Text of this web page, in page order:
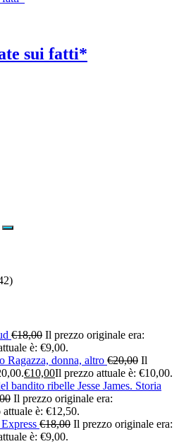
sui fatti*
€18,00 Il prezzo originale era:
è: €9,00.
Ragazza, donna, altro €20,00 Il
€10,00Il prezzo attuale è: €10,00.
Jesse James. Storia
Il prezzo originale era:
è: €12,50.
€18,00 Il prezzo originale era:
è: €9,00.